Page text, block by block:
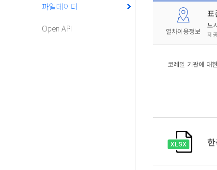
파일데이터
Open API
열차이용정보
표
도
제
코레일 기관에 대